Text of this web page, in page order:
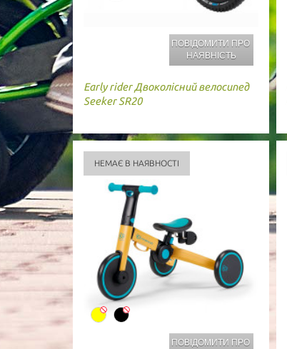
ПОВІДОМИТИ ПРО
НАЯВНІСТЬ
Early rider Двоколісний велосипед
Seeker SR20
НЕМАЄ В НАЯВНОСТІ
ПОВІДОМИТИ ПРО